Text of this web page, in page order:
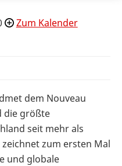
Zum Kalender
dem Nouveau
die größte
seit mehr als
zum ersten Mal
und globale